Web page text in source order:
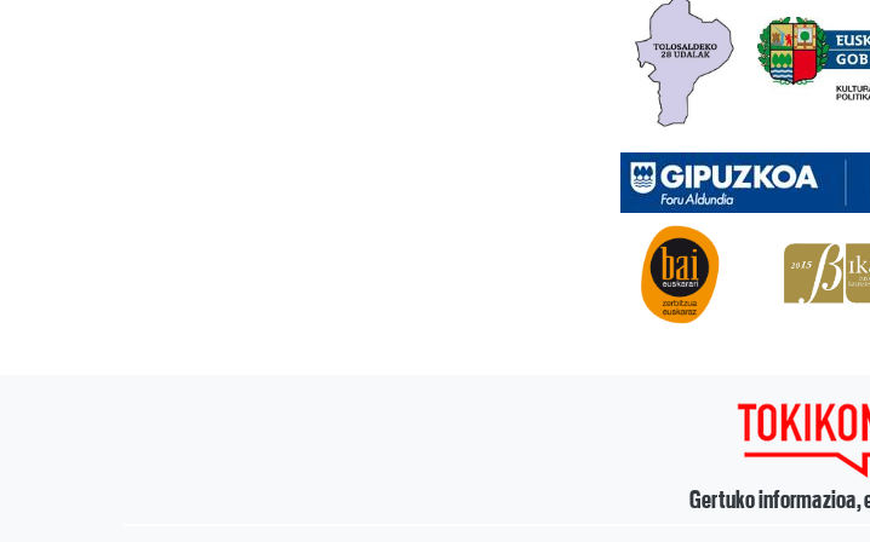
Gertuko informazioa,